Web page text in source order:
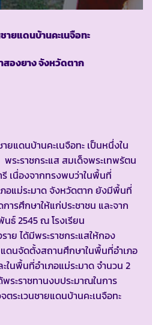
ายแดนบ้านคะเนจือทะ
สองยาง จังหวัดตาก
ยแดนบ้านคะเนจือทะ เป็นหนึ่งใน
ะราชกระแส สมเด็จพระเทพรัตน
เนื่องจากทรงพบว่าในพื้นที่
อแม่ระมาด จังหวัดตาก ยังมีพื้นที่
รศึกษาให้แก่ประชาชน และจาก
ธ์ 2545 ณ โรงเรียน
าย ได้มีพระราชกระแสให้กอง
ดนจัดตั้งสถานศึกษาในพื้นที่อำเภอ
ในพื้นที่อำเภอแม่ระมาด จำนวน 2
ระราชทานงบประมาณในการ
ระเวนชายแดนบ้านคะเนจือทะ